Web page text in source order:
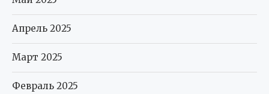
Апрель 2025
Март 2025
Февраль 2025